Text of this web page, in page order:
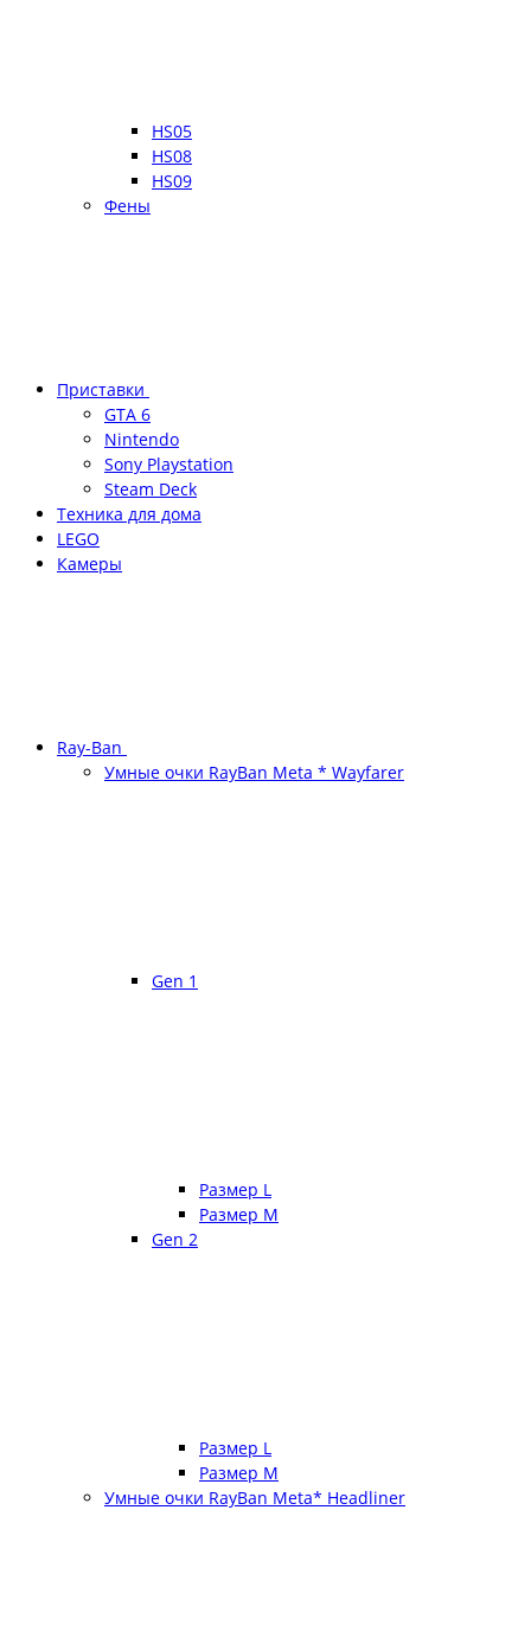
HS05
HS08
HS09
Фены
Приставки
GTA 6
Nintendo
Sony Playstation
Steam Deck
Техника для дома
LEGO
Камеры
Ray-Ban
Умные очки RayBan Meta * Wayfarer
Gen 1
Размер L
Размер М
Gen 2
Размер L
Размер М
Умные очки RayBan Meta* Headliner